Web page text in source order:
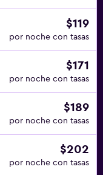
$119
por noche con tasas
$171
por noche con tasas
$189
por noche con tasas
$202
por noche con tasas